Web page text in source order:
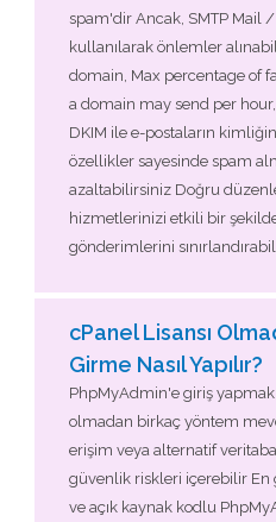
spam'dir Ancak, SMTP Mail
kullanılarak önlemler
domain, Max percentage of
a domain may send per
DKIM ile e-postaların
özellikler sayesinde spam
azaltabilirsiniz Doğru
hizmetlerinizi etkili bir
gönderimlerini
cPanel Lisansı
Girme Nasıl Yapılır?
PhpMyAdmin'e giriş yapmak
olmadan birkaç yöntem
erişim veya alternatif
güvenlik riskleri içerebilir
ve açık kaynak kodlu